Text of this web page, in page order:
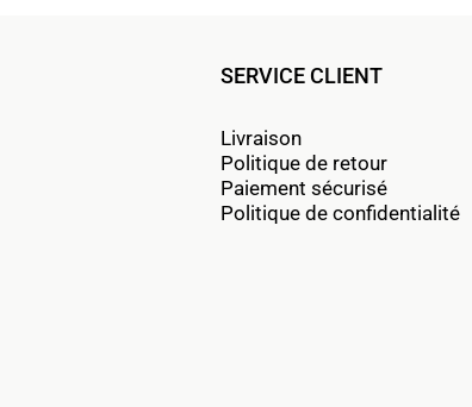
SERVICE CLIENT
Livraison
Politique de retour
Paiement sécurisé
Politique de confidentialité